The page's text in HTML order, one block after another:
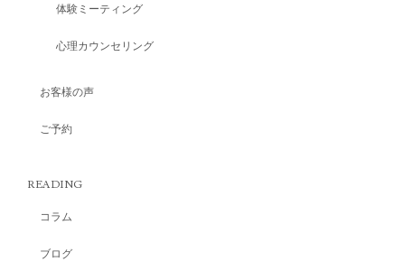
体験ミーティング
心理カウンセリング
お客様の声
ご予約
READING
コラム
ブログ